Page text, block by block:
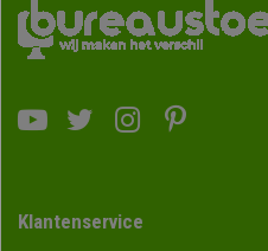
Klantenservice